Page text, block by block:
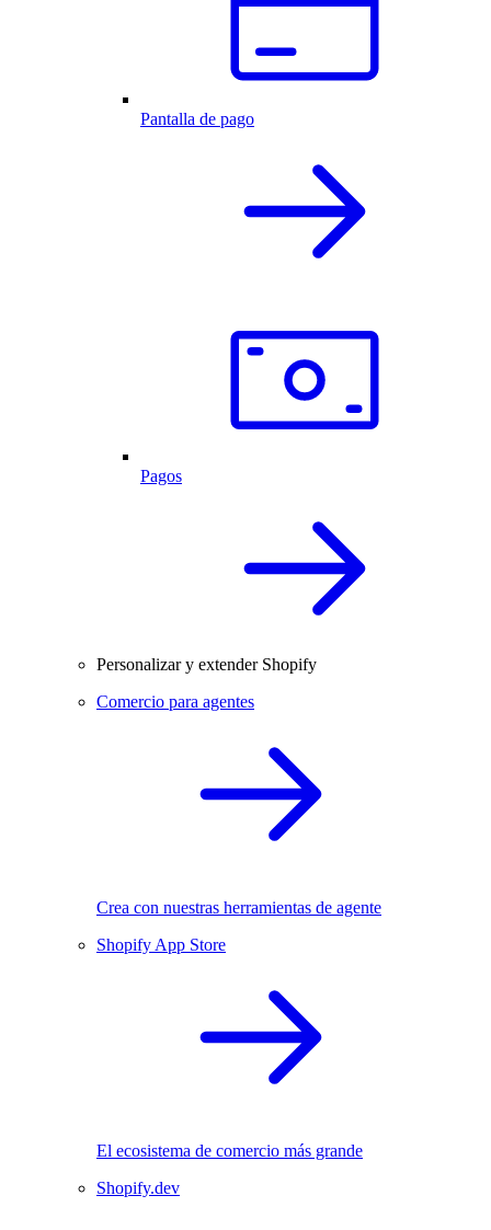
Pantalla de pago
Pagos
Personalizar y extender Shopify
Comercio para agentes
Crea con nuestras herramientas de agente
Shopify App Store
El ecosistema de comercio más grande
Shopify.dev